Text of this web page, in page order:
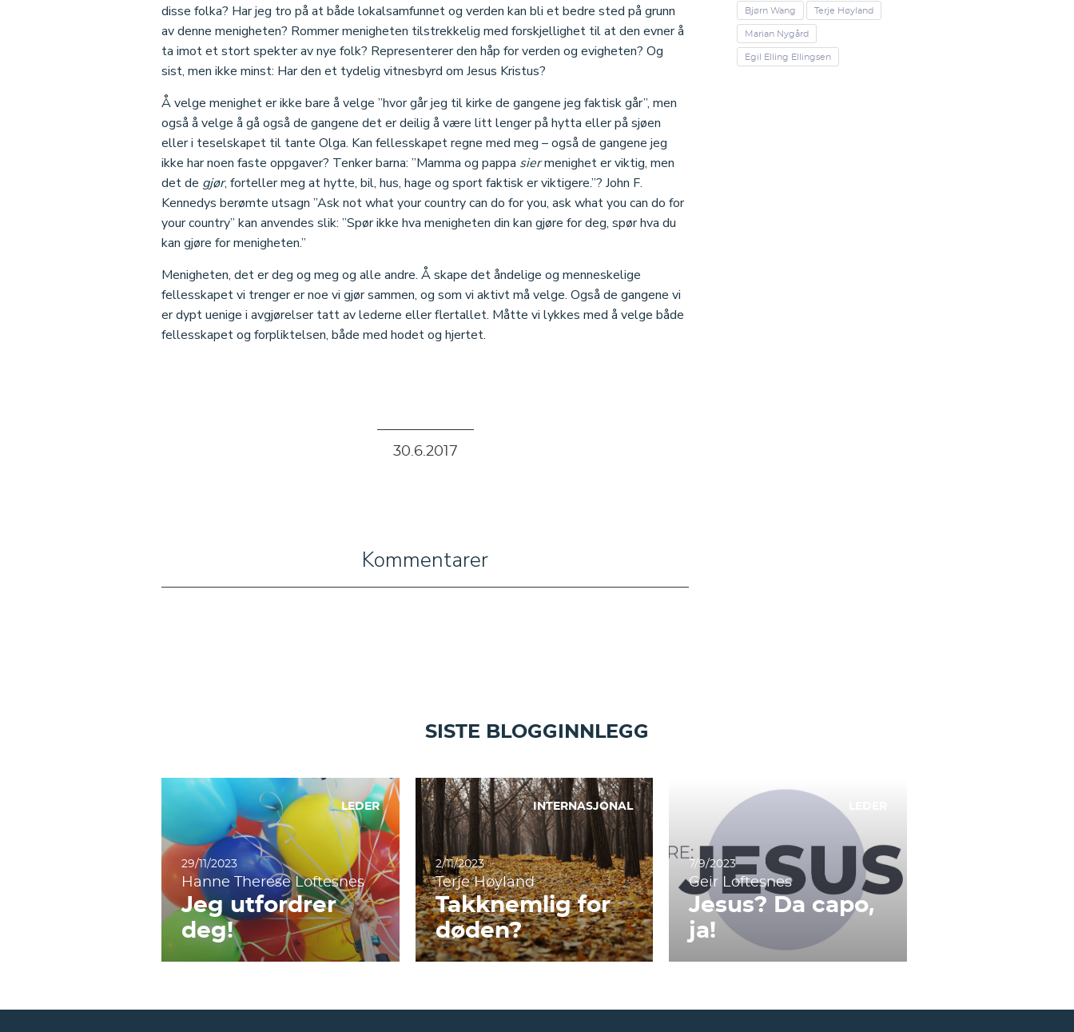
disse folka? Har jeg tro på at både lokalsamfunnet og verden kan bli et bedre sted på grunn
av denne menigheten? Rommer menigheten tilstrekkelig med forskjellighet til at den evner å
ta imot et stort spekter av nye folk? Representerer den håp for verden og evigheten? Og
sist, men ikke minst: Har den et tydelig vitnesbyrd om Jesus Kristus?
Å velge menighet er ikke bare å velge ”hvor går jeg til kirke de gangene jeg faktisk går”, men
også å velge å gå også de gangene det er deilig å være litt lenger på hytta eller på sjøen
eller i teselskapet til tante Olga. Kan fellesskapet regne med meg – også de gangene jeg
ikke har noen faste oppgaver? Tenker barna: ”Mamma og pappa siermenighet er viktig, men
det de gjør, forteller meg at hytte, bil, hus, hage og sport faktisk er viktigere.”? John F.
Kennedys berømte utsagn ”Ask not what your country can do for you, ask what you can do for
your country” kan anvendes slik: ”Spør ikke hva menigheten din kan gjøre for deg, spør hva du
kan gjøre for menigheten.”
Menigheten, det er deg og meg og alle andre. Å skape det åndelige og menneskelige
fellesskapet vi trenger er noe vi gjør sammen, og som vi aktivt må velge. Også de gangene vi
er dypt uenige i avgjørelser tatt av lederne eller flertallet. Måtte vi lykkes med å velge både
fellesskapet og forpliktelsen, både med hodet og hjertet.
30.6.2017
Kommentarer
Bjørn Wang Terje Høyland
Marian Nygård
Egil Elling Ellingsen
SISTE BLOGGINNLEGG
LEDER
29/11/2023
Hanne Therese Loftesnes
Jeg utfordrer
deg!
INTERNASJONAL
2/11/2023
Terje Høyland
Takknemlig for
døden?
7/9/2023
Geir Loftesnes
Jesus? Da capo,
ja!